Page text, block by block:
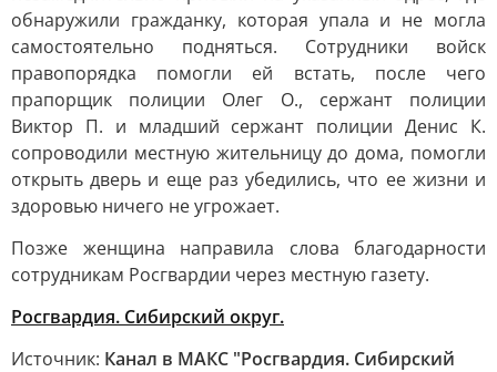
обнаружили гражданку, которая упала и не могла
самостоятельно подняться. Сотрудники войск
правопорядка помогли ей встать, после чего
прапорщик полиции Олег О., сержант полиции
Виктор П. и младший сержант полиции Денис К.
сопроводили местную жительницу до дома, помогли
открыть дверь и еще раз убедились, что ее жизни и
здоровью ничего не угрожает.
Позже женщина направила слова благодарности
сотрудникам Росгвардии через местную газету.
Росгвардия. Сибирский округ.
Источник: Канал в МАКС "Росгвардия. Сибирский